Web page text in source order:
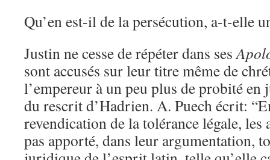
Qu’en est-il de la persécution, a-t-elle
Justin ne cesse de répéter dans ses
sont accusés sur leur titre même de
l’empereur à un peu plus de probité en
du rescrit d’Hadrien. A. Puech écrit:
revendication de la tolérance légale, les
pas apporté, dans leur argumentation,